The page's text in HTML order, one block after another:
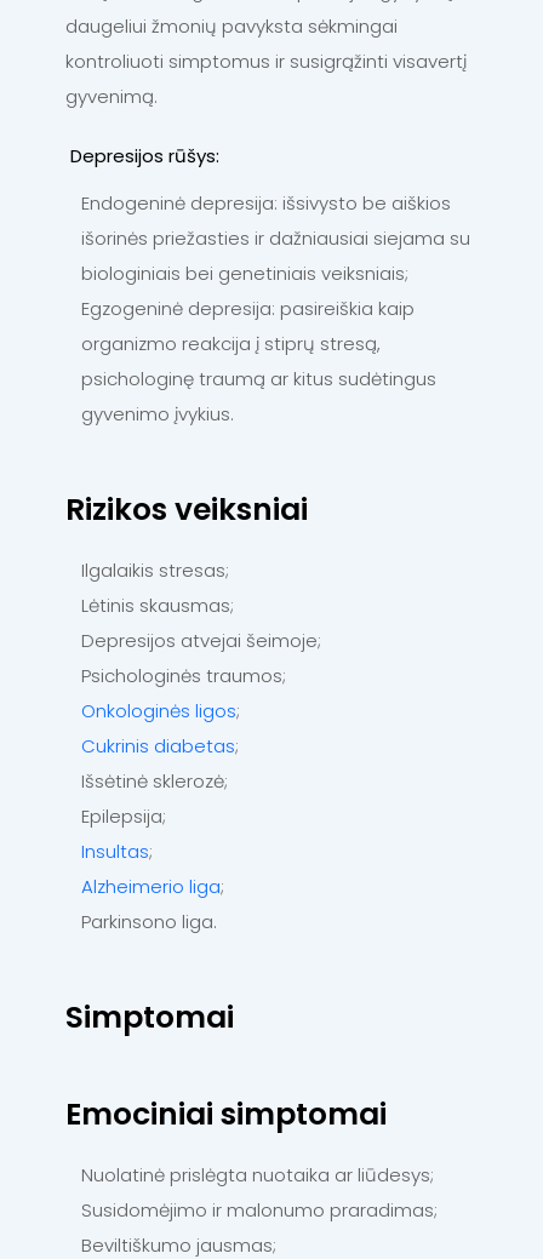
daugeliui žmonių pavyksta sėkmingai
kontroliuoti simptomus ir susigrąžinti visavertį
gyvenimą.
Depresijos rūšys:
Endogeninė depresija: išsivysto be aiškios
išorinės priežasties ir dažniausiai siejama su
biologiniais bei genetiniais veiksniais;
Egzogeninė depresija: pasireiškia kaip
organizmo reakcija į stiprų stresą,
psichologinę traumą ar kitus sudėtingus
gyvenimo įvykius.
Rizikos veiksniai
Ilgalaikis stresas;
Lėtinis skausmas;
Depresijos atvejai šeimoje;
Psichologinės traumos;
Onkologinės ligos;
Cukrinis diabetas;
Išsėtinė sklerozė;
Epilepsija;
Insultas;
Alzheimerio liga;
Parkinsono liga.
Simptomai
Emociniai simptomai
Nuolatinė prislėgta nuotaika ar liūdesys;
Susidomėjimo ir malonumo praradimas;
Beviltiškumo jausmas;